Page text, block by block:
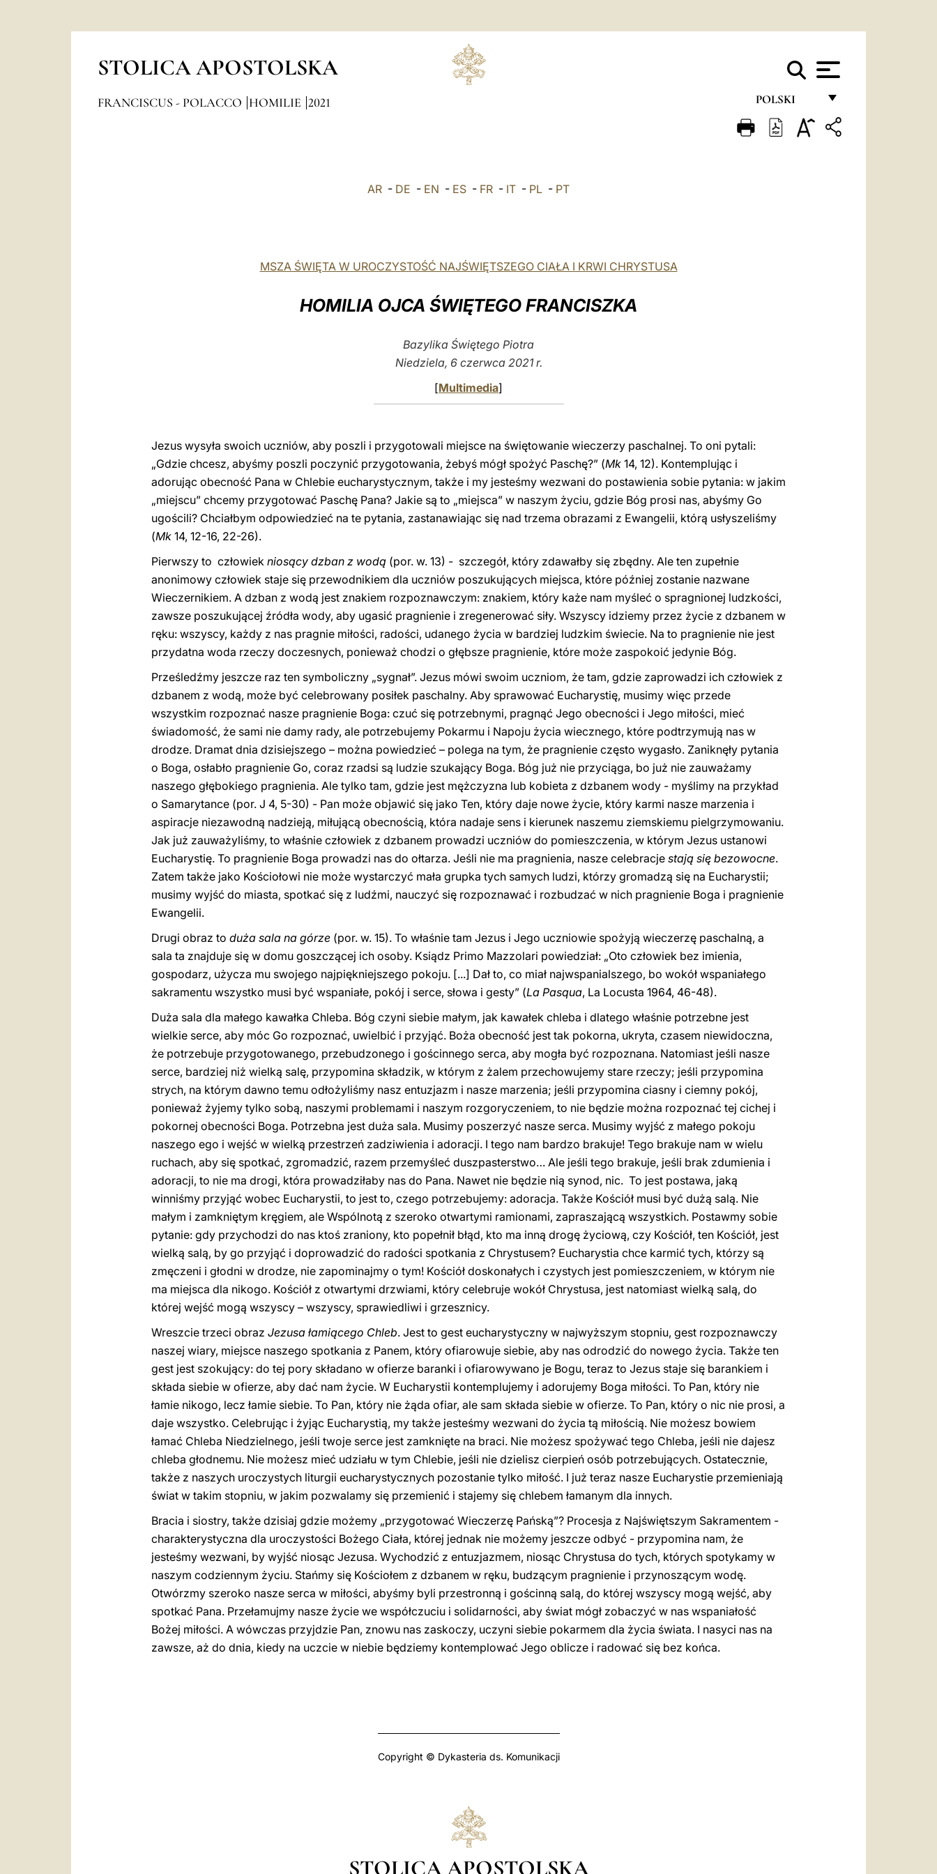
STOLICA APOSTOLSKA
POLSKI
FRANÇAIS
FRANCISCUS - POLACCO HOMILIE 2021
AR - DE - EN - ES - FR - IT - PL - PT
MSZA ŚWIĘTA W UROCZYSTOŚĆ NAJŚWIĘTSZEGO CIAŁA I KRWI CHRYSTUSA
HOMILIA OJCA ŚWIĘTEGO FRANCISZKA
Bazylika Świętego Piotra
Niedziela, 6 czerwca 2021 r.
[Multimedia]
Jezus wysyła swoich uczniów, aby poszli i przygotowali miejsce na świętowanie wieczerzy paschalnej. To oni pytali:
„Gdzie chcesz, abyśmy poszli poczynić przygotowania, żebyś mógł spożyć Paschę?” (Mk 14, 12). Kontemplując i
adorując obecność Pana w Chlebie eucharystycznym, także i my jesteśmy wezwani do postawienia sobie pytania: w jakim
„miejscu” chcemy przygotować Paschę Pana? Jakie są to „miejsca” w naszym życiu, gdzie Bóg prosi nas, abyśmy Go
ugościli? Chciałbym odpowiedzieć na te pytania, zastanawiając się nad trzema obrazami z Ewangelii, którą usłyszeliśmy
(Mk 14, 12-16, 22-26).
Pierwszy to człowiek niosący dzban z wodą (por. w. 13) - szczegół, który zdawałby się zbędny. Ale ten zupełnie
anonimowy człowiek staje się przewodnikiem dla uczniów poszukujących miejsca, które później zostanie nazwane
Wieczernikiem. A dzban z wodą jest znakiem rozpoznawczym: znakiem, który każe nam myśleć o spragnionej ludzkości,
zawsze poszukującej źródła wody, aby ugasić pragnienie i zregenerować siły. Wszyscy idziemy przez życie z dzbanem w
ręku: wszyscy, każdy z nas pragnie miłości, radości, udanego życia w bardziej ludzkim świecie. Na to pragnienie nie jest
przydatna woda rzeczy doczesnych, ponieważ chodzi o głębsze pragnienie, które może zaspokoić jedynie Bóg.
Prześledźmy jeszcze raz ten symboliczny „sygnał”. Jezus mówi swoim uczniom, że tam, gdzie zaprowadzi ich człowiek z
dzbanem z wodą, może być celebrowany posiłek paschalny. Aby sprawować Eucharystię, musimy więc przede
wszystkim rozpoznać nasze pragnienie Boga: czuć się potrzebnymi, pragnąć Jego obecności i Jego miłości, mieć
świadomość, że sami nie damy rady, ale potrzebujemy Pokarmu i Napoju życia wiecznego, które podtrzymują nas w
drodze. Dramat dnia dzisiejszego – można powiedzieć – polega na tym, że pragnienie często wygasło. Zaniknęły pytania
o Boga, osłabło pragnienie Go, coraz rzadsi są ludzie szukający Boga. Bóg już nie przyciąga, bo już nie zauważamy
naszego głębokiego pragnienia. Ale tylko tam, gdzie jest mężczyzna lub kobieta z dzbanem wody - myślimy na przykład
o Samarytance (por. J 4, 5-30) - Pan może objawić się jako Ten, który daje nowe życie, który karmi nasze marzenia i
aspiracje niezawodną nadzieją, miłującą obecnością, która nadaje sens i kierunek naszemu ziemskiemu pielgrzymowaniu.
Jak już zauważyliśmy, to właśnie człowiek z dzbanem prowadzi uczniów do pomieszczenia, w którym Jezus ustanowi
Eucharystię. To pragnienie Boga prowadzi nas do ołtarza. Jeśli nie ma pragnienia, nasze celebracje stają się bezowocne.
Zatem także jako Kościołowi nie może wystarczyć mała grupka tych samych ludzi, którzy gromadzą się na Eucharystii;
musimy wyjść do miasta, spotkać się z ludźmi, nauczyć się rozpoznawać i rozbudzać w nich pragnienie Boga i pragnienie
Ewangelii.
Drugi obraz to duża sala na górze (por. w. 15). To właśnie tam Jezus i Jego uczniowie spożyją wieczerzę paschalną, a
sala ta znajduje się w domu goszczącej ich osoby. Ksiądz Primo Mazzolari powiedział: „Oto człowiek bez imienia,
gospodarz, użycza mu swojego najpiękniejszego pokoju. [...] Dał to, co miał najwspanialszego, bo wokół wspaniałego
sakramentu wszystko musi być wspaniałe, pokój i serce, słowa i gesty” (La Pasqua, La Locusta 1964, 46-48).
Duża sala dla małego kawałka Chleba. Bóg czyni siebie małym, jak kawałek chleba i dlatego właśnie potrzebne jest
wielkie serce, aby móc Go rozpoznać, uwielbić i przyjąć. Boża obecność jest tak pokorna, ukryta, czasem niewidoczna,
że potrzebuje przygotowanego, przebudzonego i gościnnego serca, aby mogła być rozpoznana. Natomiast jeśli nasze
serce, bardziej niż wielką salę, przypomina składzik, w którym z żalem przechowujemy stare rzeczy; jeśli przypomina
strych, na którym dawno temu odłożyliśmy nasz entuzjazm i nasze marzenia; jeśli przypomina ciasny i ciemny pokój,
ponieważ żyjemy tylko sobą, naszymi problemami i naszym rozgoryczeniem, to nie będzie można rozpoznać tej cichej i
pokornej obecności Boga. Potrzebna jest duża sala. Musimy poszerzyć nasze serca. Musimy wyjść z małego pokoju
naszego ego i wejść w wielką przestrzeń zadziwienia i adoracji. I tego nam bardzo brakuje! Tego brakuje nam w wielu
ruchach, aby się spotkać, zgromadzić, razem przemyśleć duszpasterstwo… Ale jeśli tego brakuje, jeśli brak zdumienia i
adoracji, to nie ma drogi, która prowadziłaby nas do Pana. Nawet nie będzie nią synod, nic. To jest postawa, jaką
winniśmy przyjąć wobec Eucharystii, to jest to, czego potrzebujemy: adoracja. Także Kościół musi być dużą salą. Nie
małym i zamkniętym kręgiem, ale Wspólnotą z szeroko otwartymi ramionami, zapraszającą wszystkich. Postawmy sobie
pytanie: gdy przychodzi do nas ktoś zraniony, kto popełnił błąd, kto ma inną drogę życiową, czy Kościół, ten Kościół, jest
wielką salą, by go przyjąć i doprowadzić do radości spotkania z Chrystusem? Eucharystia chce karmić tych, którzy są
zmęczeni i głodni w drodze, nie zapominajmy o tym! Kościół doskonałych i czystych jest pomieszczeniem, w którym nie
ma miejsca dla nikogo. Kościół z otwartymi drzwiami, który celebruje wokół Chrystusa, jest natomiast wielką salą, do
której wejść mogą wszyscy – wszyscy, sprawiedliwi i grzesznicy.
Wreszcie trzeci obraz Jezusa łamiącego Chleb. Jest to gest eucharystyczny w najwyższym stopniu, gest rozpoznawczy
naszej wiary, miejsce naszego spotkania z Panem, który ofiarowuje siebie, aby nas odrodzić do nowego życia. Także ten
gest jest szokujący: do tej pory składano w ofierze baranki i ofiarowywano je Bogu, teraz to Jezus staje się barankiem i
składa siebie w ofierze, aby dać nam życie. W Eucharystii kontemplujemy i adorujemy Boga miłości. To Pan, który nie
łamie nikogo, lecz łamie siebie. To Pan, który nie żąda ofiar, ale sam składa siebie w ofierze. To Pan, który o nic nie prosi, a
daje wszystko. Celebrując i żyjąc Eucharystią, my także jesteśmy wezwani do życia tą miłością. Nie możesz bowiem
łamać Chleba Niedzielnego, jeśli twoje serce jest zamknięte na braci. Nie możesz spożywać tego Chleba, jeśli nie dajesz
chleba głodnemu. Nie możesz mieć udziału w tym Chlebie, jeśli nie dzielisz cierpień osób potrzebujących. Ostatecznie,
także z naszych uroczystych liturgii eucharystycznych pozostanie tylko miłość. I już teraz nasze Eucharystie przemieniają
świat w takim stopniu, w jakim pozwalamy się przemienić i stajemy się chlebem łamanym dla innych.
Bracia i siostry, także dzisiaj gdzie możemy „przygotować Wieczerzę Pańską”? Procesja z Najświętszym Sakramentem -
charakterystyczna dla uroczystości Bożego Ciała, której jednak nie możemy jeszcze odbyć - przypomina nam, że
jesteśmy wezwani, by wyjść niosąc Jezusa. Wychodzić z entuzjazmem, niosąc Chrystusa do tych, których spotykamy w
naszym codziennym życiu. Stańmy się Kościołem z dzbanem w ręku, budzącym pragnienie i przynoszącym wodę.
Otwórzmy szeroko nasze serca w miłości, abyśmy byli przestronną i gościnną salą, do której wszyscy mogą wejść, aby
spotkać Pana. Przełamujmy nasze życie we współczuciu i solidarności, aby świat mógł zobaczyć w nas wspaniałość
Bożej miłości. A wówczas przyjdzie Pan, znowu nas zaskoczy, uczyni siebie pokarmem dla życia świata. I nasyci nas na
zawsze, aż do dnia, kiedy na uczcie w niebie będziemy kontemplować Jego oblicze i radować się bez końca.
Copyright © Dykasteria ds. Komunikacji
STOLICA APOSTOLSKA